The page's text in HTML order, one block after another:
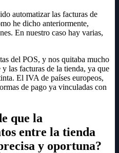
automatizar las facturas de
he dicho anteriormente,
En nuestro caso hay varias,
del POS, y nos quitaba mucho
las facturas de la tienda, ya que
El IVA de países europeos,
de pago ya vinculadas con
que la
entre la tienda
y oportuna?